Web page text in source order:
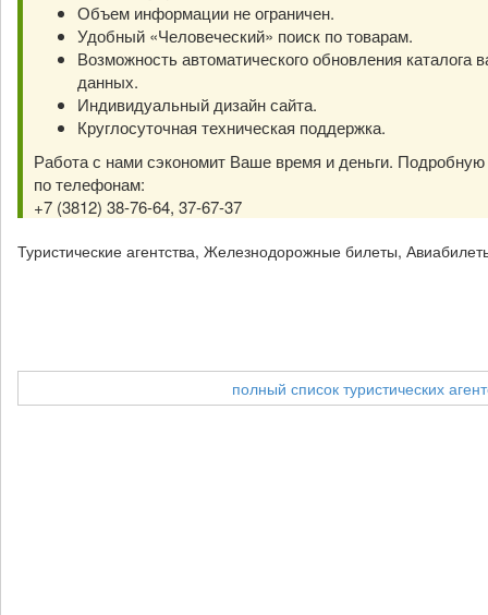
Объем информации не ограничен.
Удобный «Человеческий» поиск по товарам.
Возможность автоматического обновления каталога
данных.
Индивидуальный дизайн сайта.
Круглосуточная техническая поддержка.
Работа с нами сэкономит Ваше время и деньги.
по телефонам:
+7 (3812) 38-76-64, 37-67-37
Туристические агентства, Железнодорожные билеты,
полный список туристических